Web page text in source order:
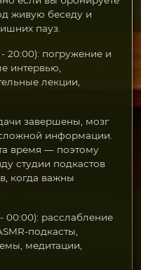
живую беседу и
пауз.
20:00): погружение и
интервью,
лекции,
завершены, мозг
информации.
время — поэтому
студии подкастов
когда важны
00:00): расслабление
подкасты,
медитации,